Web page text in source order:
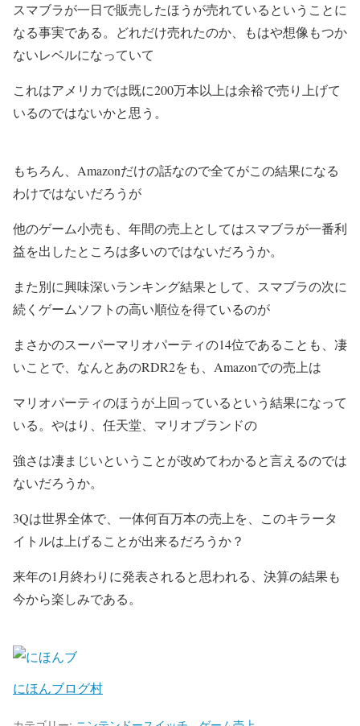
スマブラが一日で販売したほうが売れているということに
なる事実である。どれだけ売れたのか、もはや想像もつか
ないレベルになっていて
これはアメリカでは既に200万本以上は余裕で売り上げて
いるのではないかと思う。
もちろん、Amazonだけの話なので全てがこの結果になる
わけではないだろうが
他のゲーム小売も、年間の売上としてはスマブラが一番利
益を出したところは多いのではないだろうか。
また別に興味深いランキング結果として、スマブラの次に
続くゲームソフトの高い順位を得ているのが
まさかのスーパーマリオパーティの14位であることも、凄
いことで、なんとあのRDR2をも、Amazonでの売上は
マリオパーティのほうが上回っているという結果になって
いる。やはり、任天堂、マリオブランドの
強さは凄まじいということが改めてわかると言えるのでは
ないだろうか。
3Qは世界全体で、一体何百万本の売上を、このキラータ
イトルは上げることが出来るだろうか？
来年の1月終わりに発表されると思われる、決算の結果も
今から楽しみである。
にほんブログ村